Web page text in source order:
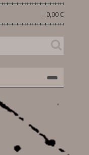
0,00 €
|